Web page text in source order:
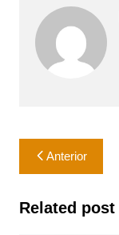
Navegação
de
Post
Anterior
Related post